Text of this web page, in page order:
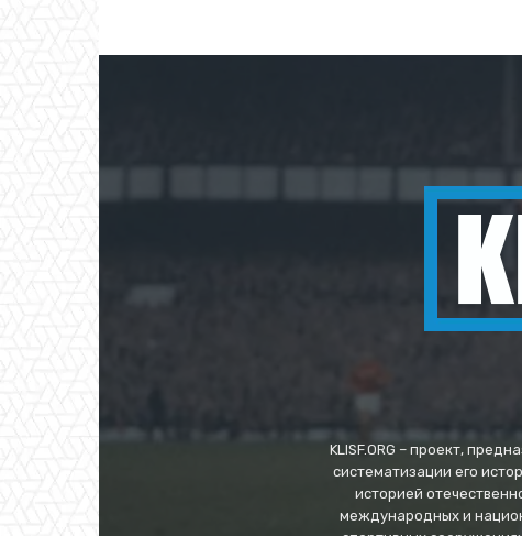
KLISF.ORG – проект,
систематизации его
историей
международных и